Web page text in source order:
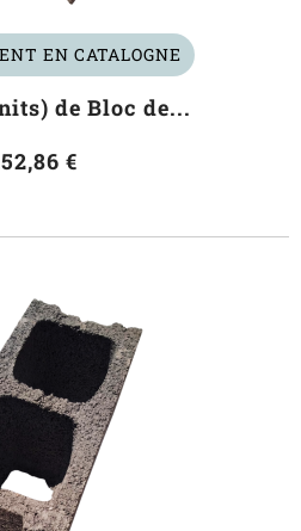
EN CATALOGNE
de Bloc de...
€